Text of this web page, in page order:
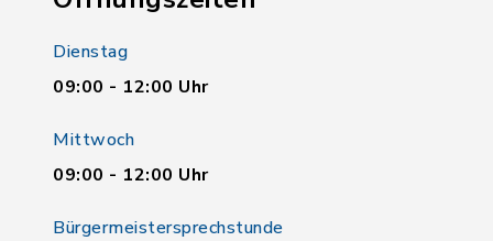
Dienstag
09:00 - 12:00 Uhr
Mittwoch
09:00 - 12:00 Uhr
Bürgermeistersprechstunde